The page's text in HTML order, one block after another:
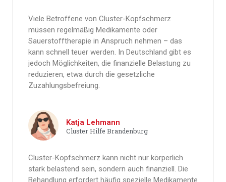
Viele Betroffene von Cluster-Kopfschmerz
müssen regelmäßig Medikamente oder
Sauerstofftherapie in Anspruch nehmen – das
kann schnell teuer werden. In Deutschland gibt es
jedoch Möglichkeiten, die finanzielle Belastung zu
reduzieren, etwa durch die gesetzliche
Zuzahlungsbefreiung.
Katja Lehmann
Cluster Hilfe Brandenburg
Cluster-Kopfschmerz kann nicht nur körperlich
stark belastend sein, sondern auch finanziell. Die